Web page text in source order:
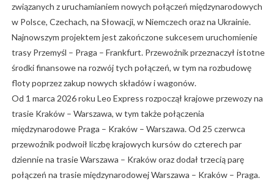
związanych z uruchamianiem nowych połączeń międzynarodowych
w Polsce, Czechach, na Słowacji, w Niemczech oraz na Ukrainie.
Najnowszym projektem jest zakończone sukcesem uruchomienie
trasy Przemyśl – Praga – Frankfurt. Przewoźnik przeznaczył istotne
środki finansowe na rozwój tych połączeń, w tym na rozbudowę
floty poprzez zakup nowych składów i wagonów.
Od 1 marca 2026 roku Leo Express rozpoczął krajowe przewozy na
trasie Kraków – Warszawa, w tym także połączenia
międzynarodowe Praga – Kraków – Warszawa. Od 25 czerwca
przewoźnik podwoił liczbę krajowych kursów do czterech par
dziennie na trasie Warszawa – Kraków oraz dodał trzecią parę
połączeń na trasie międzynarodowej Warszawa – Kraków – Praga.